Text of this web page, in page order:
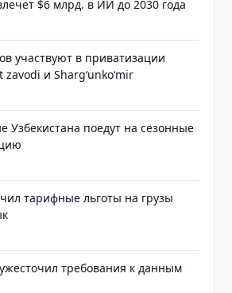
$6 млрд. в ИИ до 2030 года
участвуют в приватизации
и Shargʻunkoʻmir
Узбекистана поедут на сезонные
тарифные льготы на грузы
требования к данным